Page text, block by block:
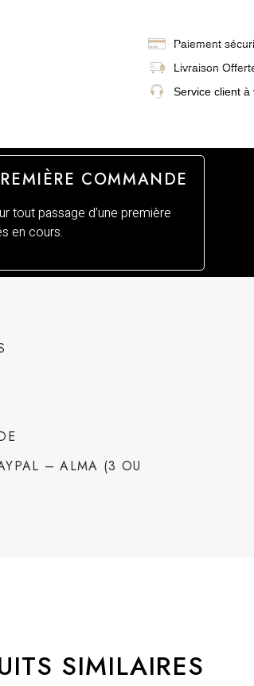
Paiement
Livraison
Service client
COMMANDE
tout passage d’une première
en cours.
– ALMA (3 OU
SIMILAIRES